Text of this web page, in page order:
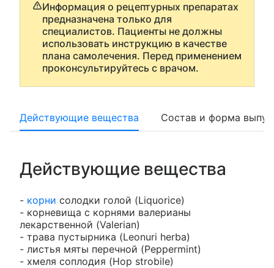
Информация о рецептурных препаратах
предназначена только для
специалистов. Пациенты не должны
использовать инструкцию в качестве
плана самолечения. Перед применением
проконсультируйтесь с врачом.
Действующие вещества Состав и форма
Действующие вещества
- корни солодки голой (Liquorice)
- корневища с корнями валерианы
лекарственной (Valerian)
- трава пустырника (Leonuri herba)
- листья мяты перечной (Peppermint)
- хмеля соплодия (Hop strobile)